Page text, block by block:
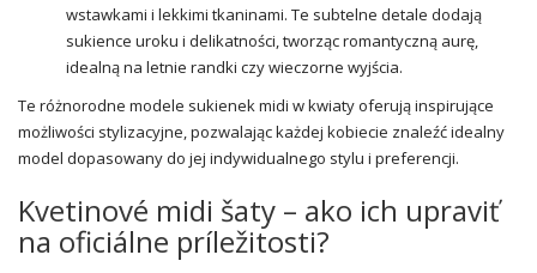
wstawkami i lekkimi tkaninami. Te subtelne detale dodają
sukience uroku i delikatności, tworząc romantyczną aurę,
idealną na letnie randki czy wieczorne wyjścia.
Te różnorodne modele sukienek midi w kwiaty oferują inspirujące
możliwości stylizacyjne, pozwalając każdej kobiecie znaleźć idealny
model dopasowany do jej indywidualnego stylu i preferencji.
Kvetinové midi šaty – ako ich upraviť
na oficiálne príležitosti?